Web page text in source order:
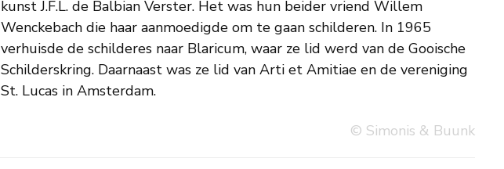
St. Lucas in Amsterdam.
© Simonis & Buunk